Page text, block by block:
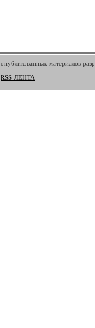
материалов
RSS-ЛЕНТА